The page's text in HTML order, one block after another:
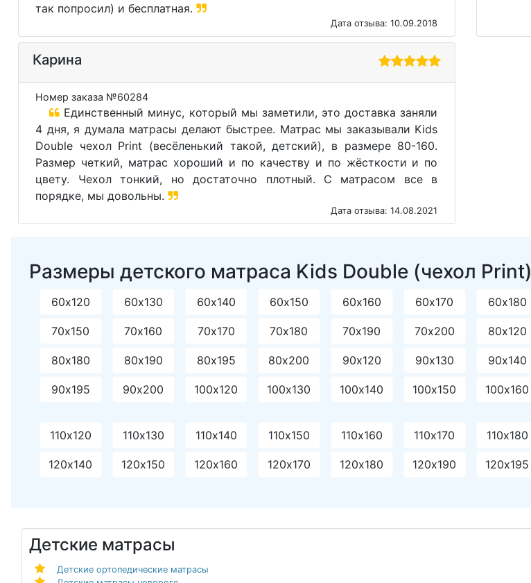
так попросил) и бесплатная.
Дата отзыва: 10.09.2018
Карина
Номер заказа №60284
Единственный минус, который мы заметили, это доставка заняли
4 дня, я думала матрасы делают быстрее. Матрас мы заказывали Kids
Double чехол Print (весёленький такой, детский), в размере 80-160.
Размер четкий, матрас хороший и по качеству и по жёсткости и по
цвету. Чехол тонкий, но достаточно плотный. С матрасом все в
порядке, мы довольны.
Дата отзыва: 14.08.2021
Размеры детского матраса Kids Double (чехол Print)
60х120 60х130 60х140 60х150 60х160 60х170 60х180
70х150 70х160 70х170 70х180 70х190 70х200 80х120
80х180 80х190 80х195 80х200 90х120 90х130 90х140
90х195 90х200 100х120 100х130 100х140 100х150 100х160
110х120 110х130 110х140 110х150 110х160 110х170 110х180
120х140 120х150 120х160 120х170 120х180 120х190 120х195
Детские матрасы
Детские ортопедические матрасы